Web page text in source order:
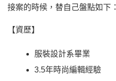
接案的時候，替自己盤點如下：
【資歷】
服裝設計系畢業
3.5年時尚編輯經驗